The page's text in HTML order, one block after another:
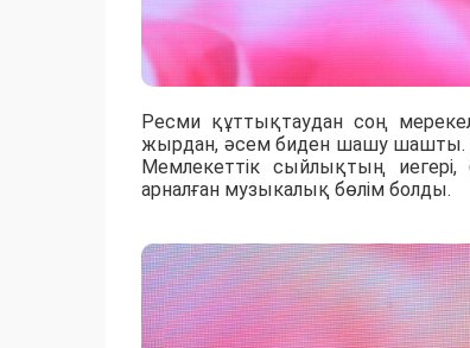
Ресми құттықтаудан соң
жырдан, әсем биден шашу шашты.
Мемлекеттік сыйлықтың иегері,
арналған музыкалық бөлім болды.